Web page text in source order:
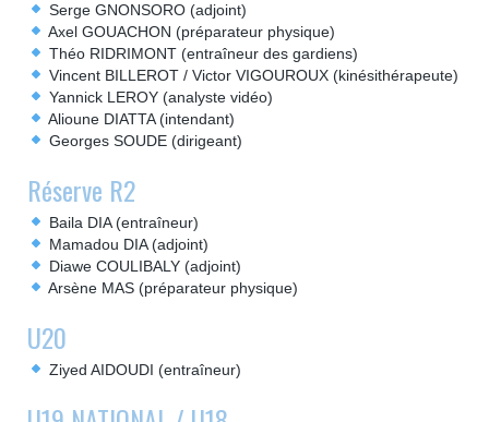
Serge GNONSORO (adjoint)
Axel GOUACHON (préparateur physique)
Théo RIDRIMONT (entraîneur des gardiens)
Vincent BILLEROT / Victor VIGOUROUX (kinésithérapeute)
Yannick LEROY (analyste vidéo)
Alioune DIATTA (intendant)
Georges SOUDE (dirigeant)
Réserve R2
Baila DIA (entraîneur)
Mamadou DIA (adjoint)
Diawe COULIBALY (adjoint)
Arsène MAS (préparateur physique)
U20
Ziyed AIDOUDI (entraîneur)